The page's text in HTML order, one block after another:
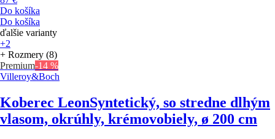
Do košíka
Do košíka
ďalšie varianty
+2
+ Rozmery (8)
Premium-14 %
Villeroy&Boch
Koberec LeonSyntetický, so stredne dlhým
vlasom, okrúhly, krémovobiely, ø 200 cm